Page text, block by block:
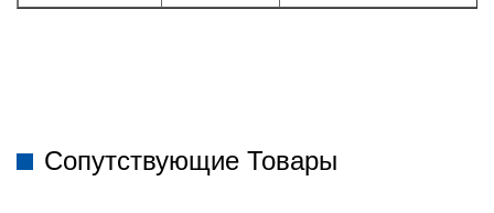
Сопутствующие Товары